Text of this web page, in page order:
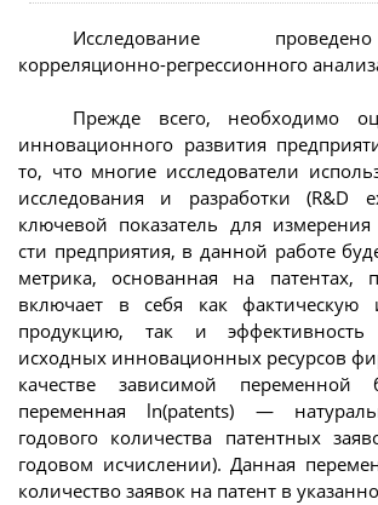
Исследование
корреляционно-регрессионного
Прежде всего, необходимо
инновационного развития
то, что многие исследователи
исследования и разработки (R&D
ключевой показатель для
сти предприятия, в данной работе
метрика, основанная на патентах,
включает в себя как фактическую
продукцию, так и эффективность
исходных инновационных ресурсов
качестве зависимой переменной
переменная ln(patents) —
годового количества патентных
годовом исчислении). Данная
количество заявок на патент в